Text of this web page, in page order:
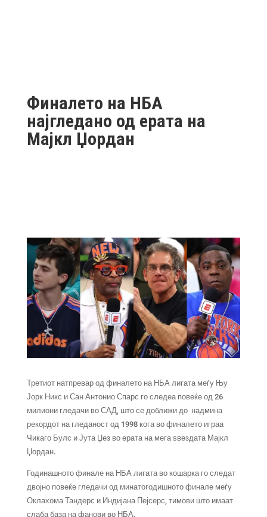
Финалето на НБА
најгледано од ерата на
Мајкл Џордан
Третиот натпревар од финалето на НБА лигата меѓу Њу
Јорк Никс и Сан Антонио Спарс го следеа повеќе од 26
милиони гледачи во САД, што се доближи до надмина
рекордот на гледаност од 1998 кога во финалето играа
Чикаго Булс и Јута Џез во ерата на мега ѕвездата Мајкл
Џордан.
Годинашното финале на НБА лигата во кошарка го следат
двојно повеќе гледачи од минатогодишното финале меѓу
Оклахома Тандерс и Индијана Пејсерс, тимови што имаат
слаба база на фанови во НБА.